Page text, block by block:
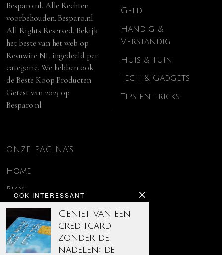
OOK INTERESSANT
Geniet van een
creditcard
zonder de
nadelen: de
Besparo.nl. Alle Rechten
voorbehouden. Besparo.nl.
All Rights Reserved. Bekijk
het beste van het web op
Revuwire NL ingedeeld per
categorie. We hebben ook
deBeste Koop Producten
Getest van 2023 op
Besparo.nl
Geld
Handig &
Verstandig
Huis & Tuin
Tech & Gadgets
Tips en tricks
ONZE PAGINA’S
Home
Blog
Contact
Disclaimer
Over ons